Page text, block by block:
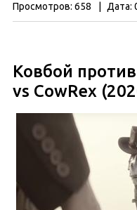
Просмотров: 658 Дата:
Ковбой
vs CowRex